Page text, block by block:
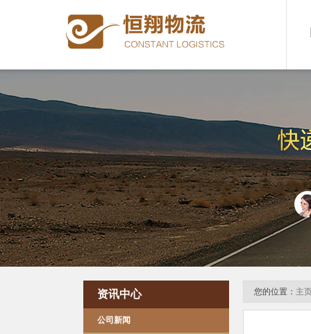
资讯中心
公司新闻
您的位置： 主